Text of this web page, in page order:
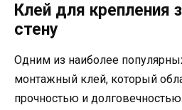
Клей для крепления
стену
Одним из наиболее
монтажный клей, который
прочностью и